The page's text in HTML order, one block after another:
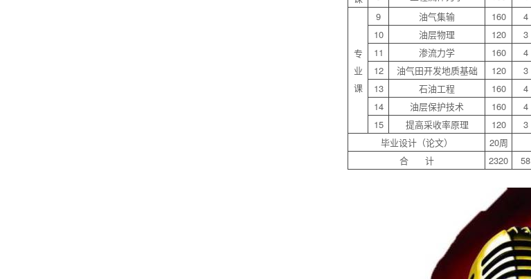
专
业
课
9 油气集输 160 4
10
油层物理 120 3
11
渗流力学 160 4
12
油气田开发地质基础 120 3
13
石油工程 160 4
14
油层保护技术 160 4
15
提高采收率原理 120 3
毕业设计（论文）
20周
合 计
2320 58